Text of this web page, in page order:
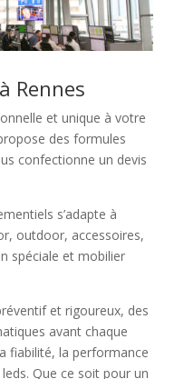
Rennes
et unique à votre
des formules
confectionne un devis
s’adapte à
outdoor, accessoires,
spéciale et mobilier
et rigoureux, des
avant chaque
fiabilité, la performance
Que ce soit pour un